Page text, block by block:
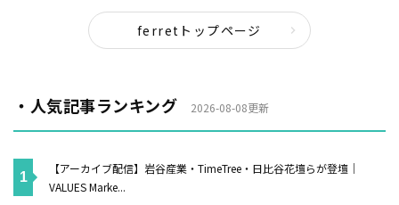
ferretトップページ
・人気記事ランキング 2026-08-08更新
【アーカイブ配信】岩谷産業・TimeTree・日比谷花壇らが登壇｜
VALUES Marke...